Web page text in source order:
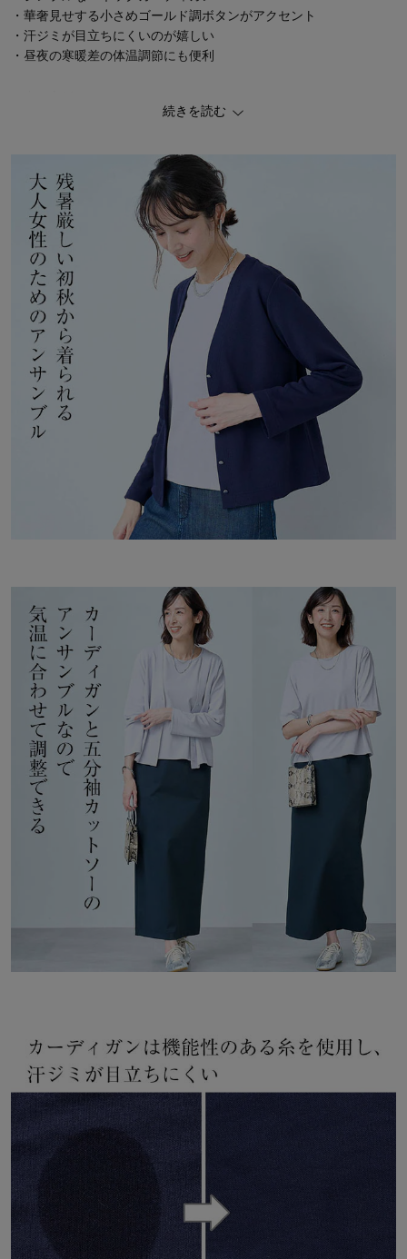
・華奢見せする小さめゴールド調ボタンがアクセント
・汗ジミが目立ちにくいのが嬉しい
・昼夜の寒暖差の体温調節にも便利
・すっきり見えるリブ編みカットソー
・気になる二の腕もカバーする五分袖
▼機能
1）吸汗速乾機能
→ 早く乾きやすいからお洗濯後だけではなく、汗冷え対策にも◎
2）汗ジミ防止機能（カーディガンのみ）
→機能性のある糸を使用しているので、汗ジミが目立ちにくい
3）抗菌防臭加工
→細菌の増殖を制御してくれるので汗臭を軽減
4）UVカット機能
→秋もまだまだ紫外線は油断できません。紫外線もシャットアウト
してくれる
◆StyleNote（スタイルノート）
2000年のデビュー以来、長きにわたりご好評を頂いている ベルメ
ゾンのオリジナルブランド。
トレンドを適度に取り入れながら、素材・仕立て・シルエットに至
続きを読む